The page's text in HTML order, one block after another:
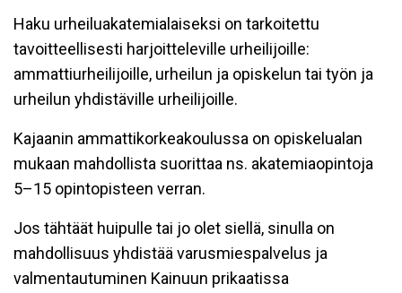
Haku urheiluakatemialaiseksi on tarkoitettu
tavoitteellisesti harjoitteleville urheilijoille:
ammattiurheilijoille, urheilun ja opiskelun tai työn ja
urheilun yhdistäville urheilijoille.
Kajaanin ammattikorkeakoulussa on opiskelualan
mukaan mahdollista suorittaa ns. akatemiaopintoja
5–15 opintopisteen verran.
Jos tähtäät huipulle tai jo olet siellä, sinulla on
mahdollisuus yhdistää varusmiespalvelus ja
valmentautuminen Kainuun prikaatissa